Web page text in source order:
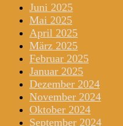
Juni 2025
Mai 2025
April 2025
März 2025
Februar 2025
Januar 2025
Dezember 2024
November 2024
Oktober 2024
September 2024